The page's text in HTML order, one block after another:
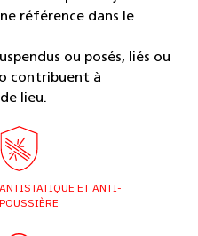
référence dans le
ou posés, liés ou
contribuent à
lieu.
ANTISTATIQUE ET ANTI-
POUSSIÈRE